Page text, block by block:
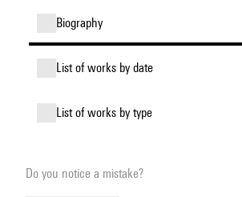
biography
list of works by date
list of works by type
Do you notice a mistake?